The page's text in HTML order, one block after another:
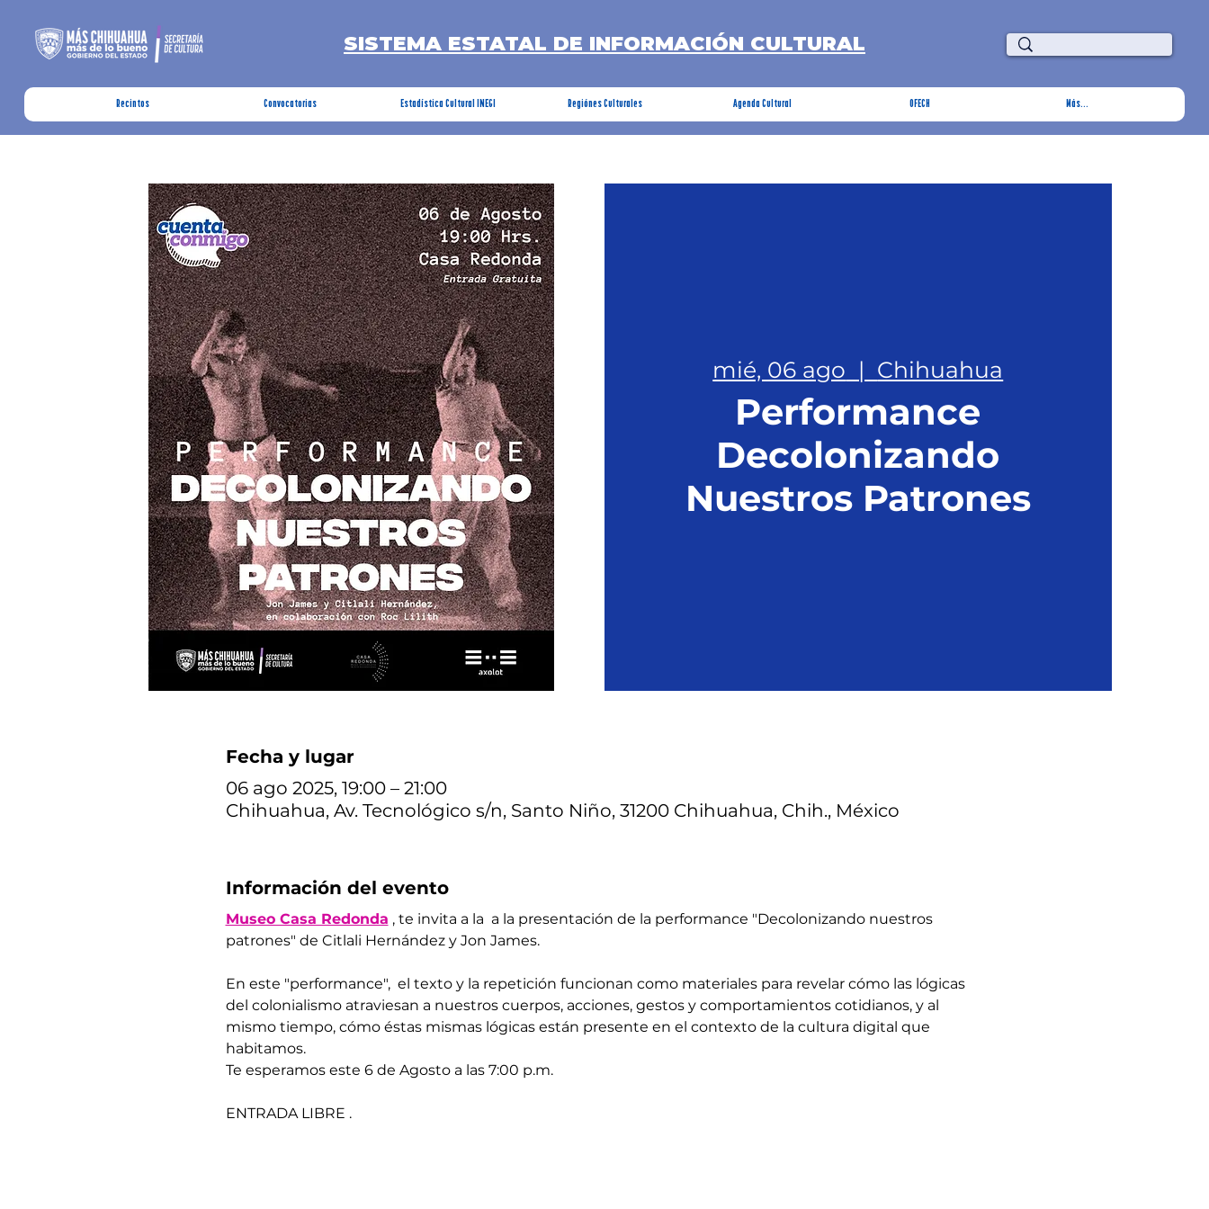
SISTEMA ESTATAL DE INFORMACIÓN CULTURAL
Recintos Convocatorias Estadística Cultural INEGI Regiónes Culturales Agenda Cultural OFECH Más...
mié, 06 ago
  |
Chihuahua
Performance
Decolonizando
Nuestros Patrones
Fecha y lugar
06 ago 2025, 19:00 – 21:00
Chihuahua, Av. Tecnológico s/n, Santo Niño, 31200 Chihuahua, Chih., México
Información del evento
Museo Casa Redonda , te invita a la  a la presentación de la performance "Decolonizando nuestros
patrones" de Citlali Hernández y Jon James.
En este "performance",  el texto y la repetición funcionan como materiales para revelar cómo las lógicas
del colonialismo atraviesan a nuestros cuerpos, acciones, gestos y comportamientos cotidianos, y al
mismo tiempo, cómo éstas mismas lógicas están presente en el contexto de la cultura digital que
habitamos.
Te esperamos este 6 de Agosto a las 7:00 p.m.
ENTRADA LIBRE .